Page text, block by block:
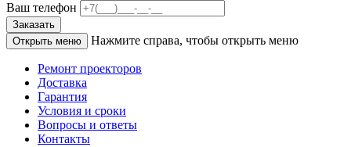
Ваш телефон
Заказать
Открыть меню
Нажмите справа, чтобы открыть меню
Ремонт проекторов
Доставка
Гарантия
Условия и сроки
Вопросы и ответы
Контакты